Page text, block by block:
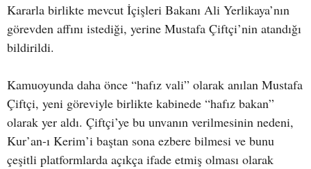
Kararla birlikte mevcut İçişleri Bakanı Ali Yerlikaya’nın
görevden affını istediği, yerine Mustafa Çiftçi’nin atandığı
bildirildi.
Kamuoyunda daha önce “hafız vali” olarak anılan Mustafa
Çiftçi, yeni göreviyle birlikte kabinede “hafız bakan”
olarak yer aldı. Çiftçi’ye bu unvanın verilmesinin nedeni,
Kur’an-ı Kerim’i baştan sona ezbere bilmesi ve bunu
çeşitli platformlarda açıkça ifade etmiş olması olarak